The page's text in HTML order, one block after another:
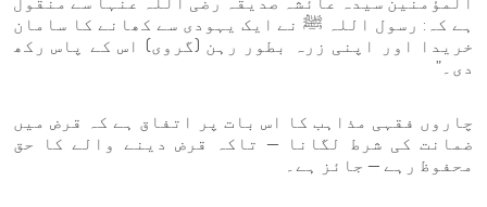
ہے کہ: رسول اللہ ﷺ نے ایک یہودی سے کھانے کا سامان
خریدا اور اپنی زرہ بطور رہن (گروی) اس کے پاس رکھ
دی۔”
چاروں فقہی مذاہب کا اس بات پر اتفاق ہے کہ قرض میں
ضمانت کی شرط لگانا — تاکہ قرض دینے والے کا حق
محفوظ رہے — جائز ہے۔